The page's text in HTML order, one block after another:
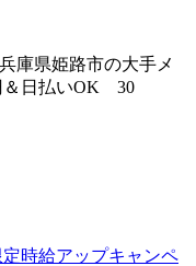
庫県姫路市の大手メ
＆日払いOK 30
時給アップキャンペ